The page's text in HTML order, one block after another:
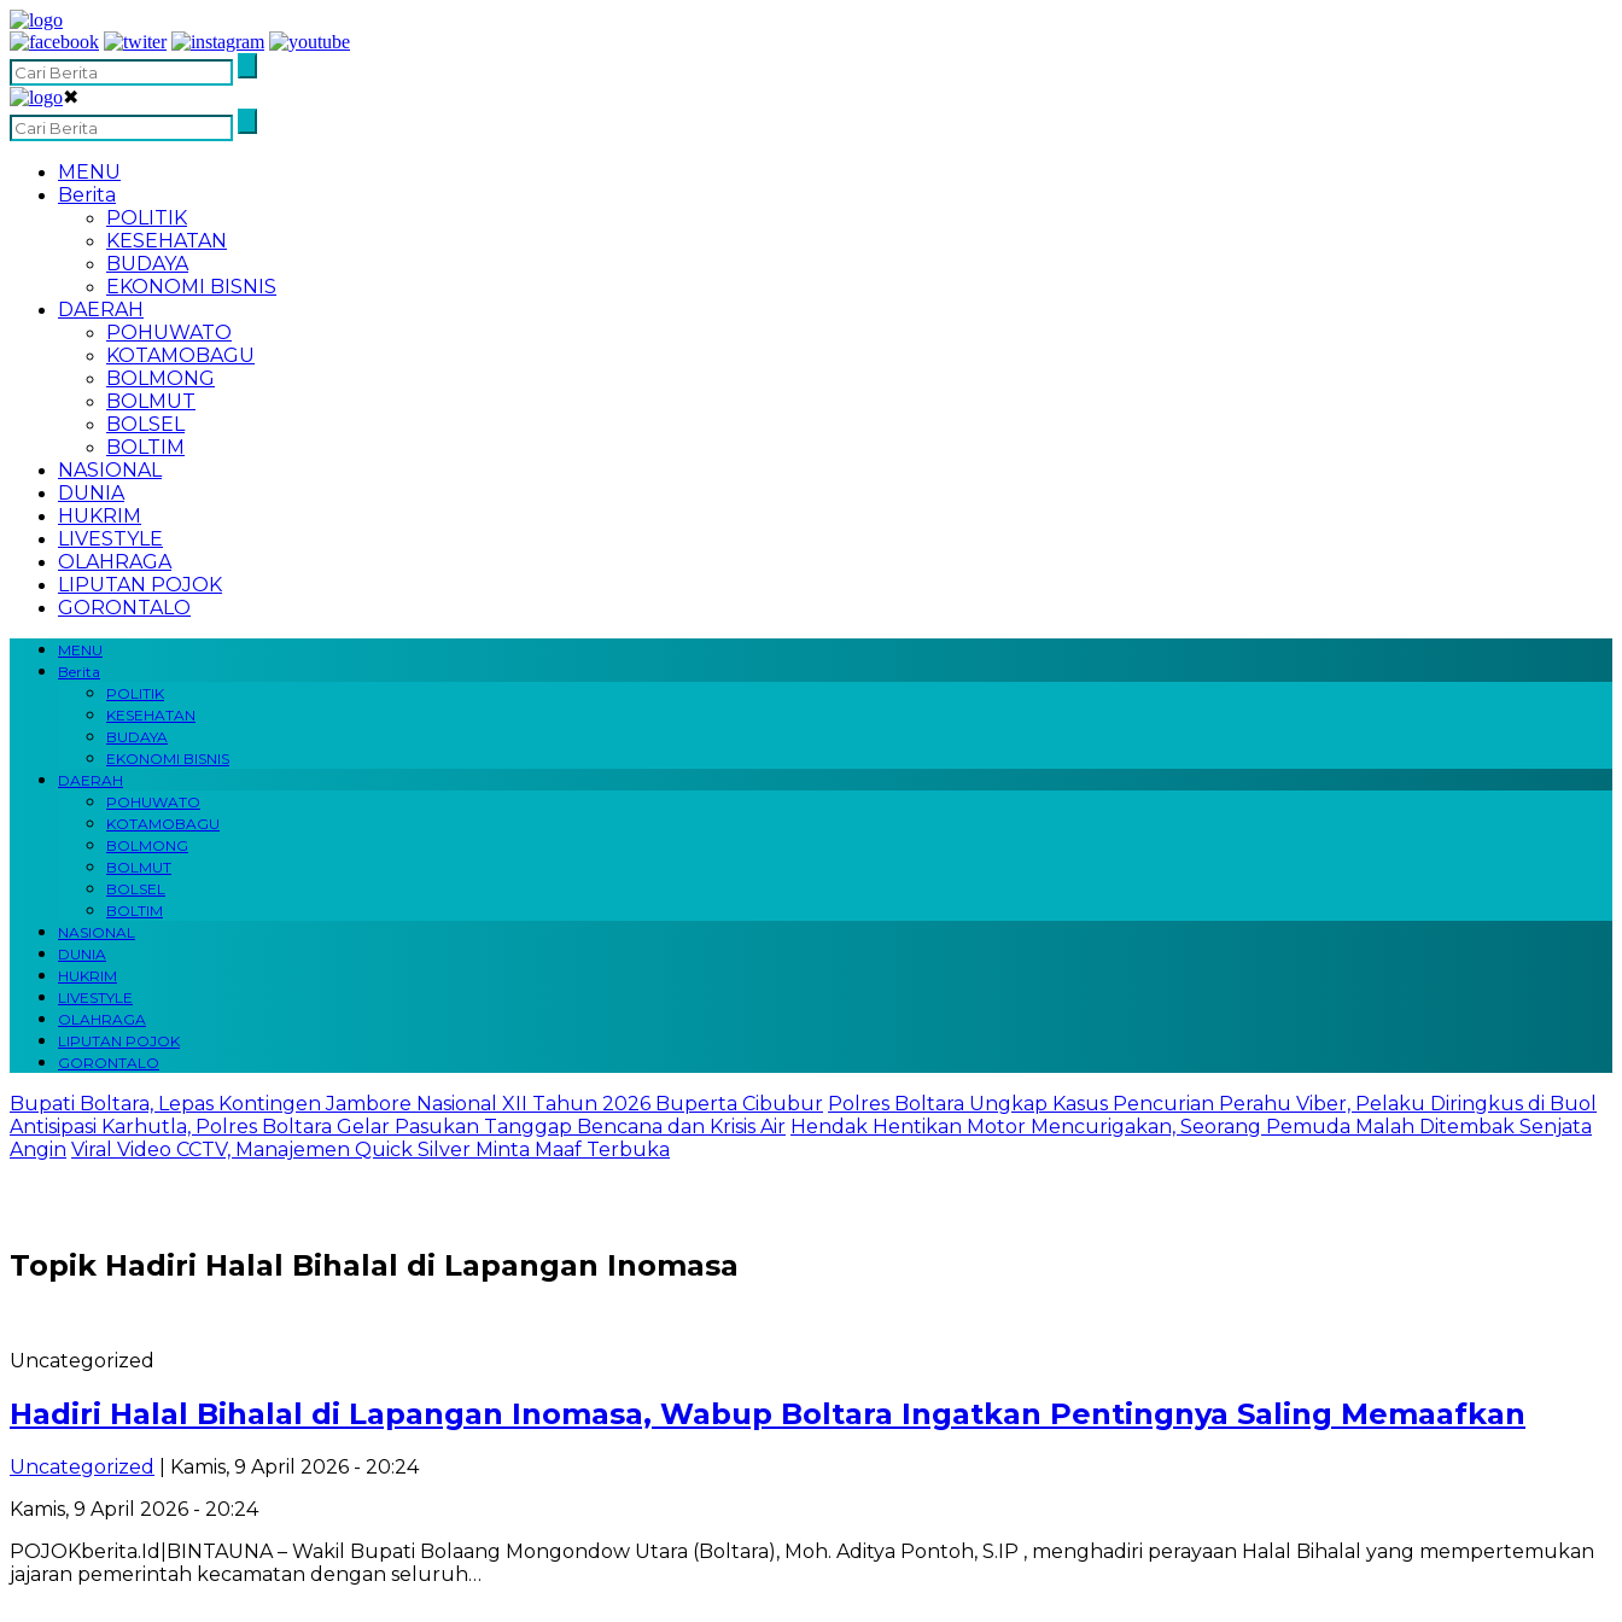
✖
MENU
Berita
POLITIK
KESEHATAN
BUDAYA
EKONOMI BISNIS
DAERAH
POHUWATO
KOTAMOBAGU
BOLMONG
BOLMUT
BOLSEL
BOLTIM
NASIONAL
DUNIA
HUKRIM
LIVESTYLE
OLAHRAGA
LIPUTAN POJOK
GORONTALO
MENU
Berita
POLITIK
KESEHATAN
BUDAYA
EKONOMI BISNIS
DAERAH
POHUWATO
KOTAMOBAGU
BOLMONG
BOLMUT
BOLSEL
BOLTIM
NASIONAL
DUNIA
HUKRIM
LIVESTYLE
OLAHRAGA
LIPUTAN POJOK
GORONTALO
Bupati Boltara, Lepas Kontingen Jambore Nasional XII Tahun 2026 Buperta Cibubur Polres Boltara Ungkap Kasus Pencurian Perahu Viber, Pelaku Diringkus di Buol
Antisipasi Karhutla, Polres Boltara Gelar Pasukan Tanggap Bencana dan Krisis Air Hendak Hentikan Motor Mencurigakan, Seorang Pemuda Malah Ditembak Senjata
Angin Viral Video CCTV, Manajemen Quick Silver Minta Maaf Terbuka
Topik Hadiri Halal Bihalal di Lapangan Inomasa
Uncategorized
Hadiri Halal Bihalal di Lapangan Inomasa, Wabup Boltara Ingatkan Pentingnya Saling Memaafkan
Uncategorized
| Kamis, 9 April 2026 - 20:24
Kamis, 9 April 2026 - 20:24
POJOKberita.Id|BINTAUNA – Wakil Bupati Bolaang Mongondow Utara (Boltara), Moh. Aditya Pontoh, S.IP , menghadiri perayaan Halal Bihalal yang mempertemukan
jajaran pemerintah kecamatan dengan seluruh…